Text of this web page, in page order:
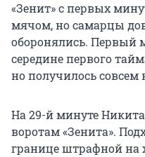
«Зенит» с первых
мячом, но самарцы
оборонялись. Первый
середине первого
но получилось совсем
На 29-й минуте
воротам «Зенита».
границе штрафной на